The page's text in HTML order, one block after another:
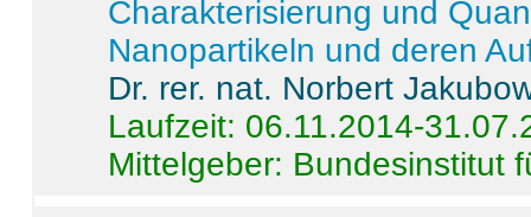
Charakterisierung und
Nanopartikeln und deren
Dr. rer. nat. Norbert
Laufzeit: 06.11.2014-
Mittelgeber: Bundesinstitut